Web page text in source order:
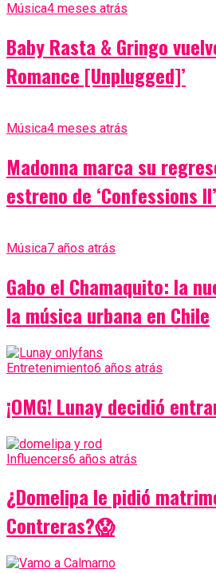
Música4 meses atrás
Baby Rasta & Gringo
Romance [Unplugged]’
Música4 meses atrás
Madonna marca su
estreno de ‘Confessions II’
Música7 años atrás
Gabo el Chamaquito: la
la música urbana en Chile
Entretenimiento6 años atrás
¡OMG! Lunay decidió
Influencers6 años atrás
¿Domelipa le pidió
Contreras?😱